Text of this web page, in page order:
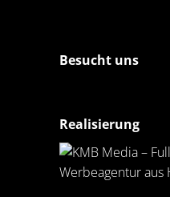
Besucht uns
Realisierung